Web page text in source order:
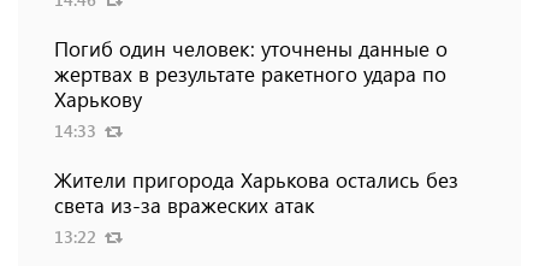
Погиб один человек: уточнены данные о
жертвах в результате ракетного удара по
Харькову
14:33
Жители пригорода Харькова остались без
света из-за вражеских атак
13:22